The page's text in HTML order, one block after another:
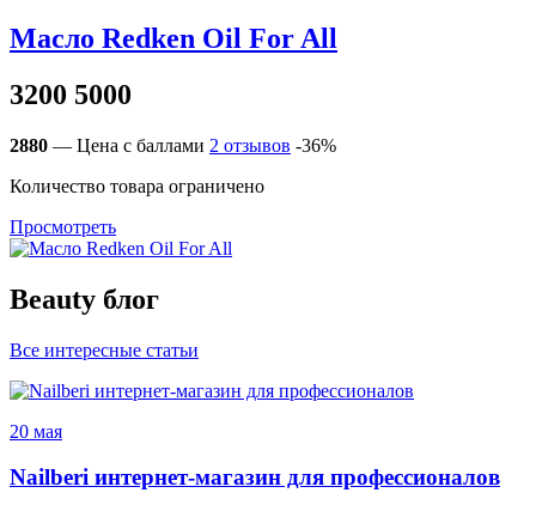
Масло Redken Oil For All
3200 5000
2880 — Цена с баллами 2 отзывов -36%
Количество товара ограничено
Просмотреть
Beauty блог
Все интересные статьи
20 мая
Nailberi интернет-магазин для профессионалов